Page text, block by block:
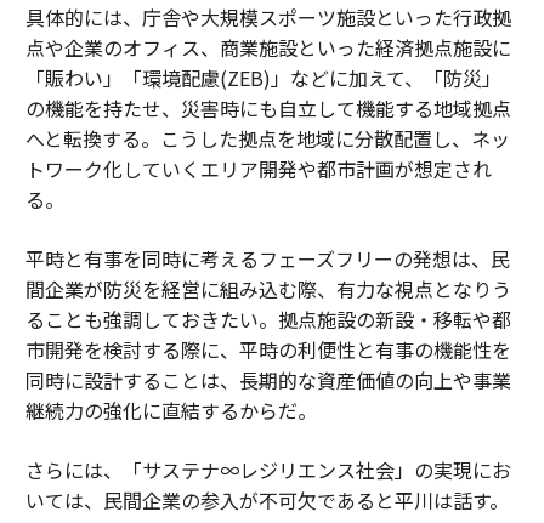
具体的には、庁舎や大規模スポーツ施設といった行政拠
点や企業のオフィス、商業施設といった経済拠点施設に
「賑わい」「環境配慮(ZEB)」などに加えて、「防災」
の機能を持たせ、災害時にも自立して機能する地域拠点
へと転換する。こうした拠点を地域に分散配置し、ネッ
トワーク化していくエリア開発や都市計画が想定され
る。
平時と有事を同時に考えるフェーズフリーの発想は、民
間企業が防災を経営に組み込む際、有力な視点となりう
ることも強調しておきたい。拠点施設の新設・移転や都
市開発を検討する際に、平時の利便性と有事の機能性を
同時に設計することは、長期的な資産価値の向上や事業
継続力の強化に直結するからだ。
さらには、「サステナ∞レジリエンス社会」の実現にお
いては、民間企業の参入が不可欠であると平川は話す。